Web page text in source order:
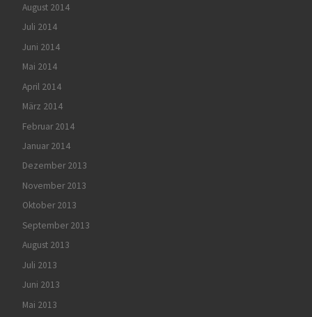
August 2014
Juli 2014
Juni 2014
Mai 2014
April 2014
März 2014
Februar 2014
Januar 2014
Dezember 2013
November 2013
Oktober 2013
September 2013
August 2013
Juli 2013
Juni 2013
Mai 2013